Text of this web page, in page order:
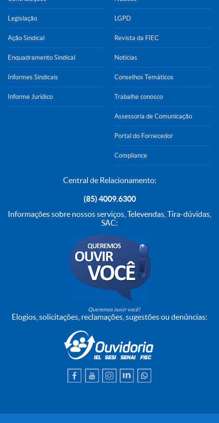
Legislação
Ação Sindical
Enquadramento Sindical
Informes Sindicais
Informe Jurídico
LGPD
Revista da FIEC
Notícias
Conselhos Temáticos
Trabalhe conosco
Assessoria de Comunicação
Portal do Fornecedor
Compliance
Central de Relacionamento:
(85) 4009.6300
Informações sobre nossos serviços, Televendas, Tira-dúvidas,
SAC:
Queremos ouvir você!
Elogios, solicitações, reclamações, sugestões ou denúncias: